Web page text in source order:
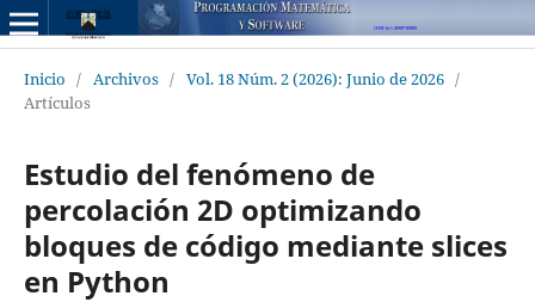
Inicio / Archivos / Vol. 18 Núm. 2 (2026): Junio de 2026 /
Artículos
Estudio del fenómeno de
percolación 2D optimizando
bloques de código mediante slices
en Python